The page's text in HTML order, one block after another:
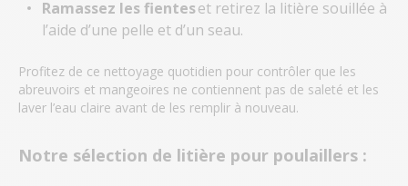
Ramassez les fienteset retirez la litière souillée à
l’aide d’une pelle et d’un seau.
Profitez de ce nettoyage quotidien pour contrôler que les
abreuvoirs et mangeoires ne contiennent pas de saleté et les
laver l’eau claire avant de les remplir à nouveau.
Notre sélection de litière pour poulaillers :